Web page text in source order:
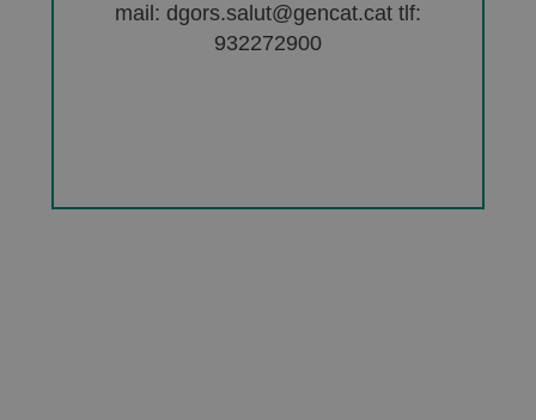
mail: dgors.salut@gencat.cat tlf:
932272900